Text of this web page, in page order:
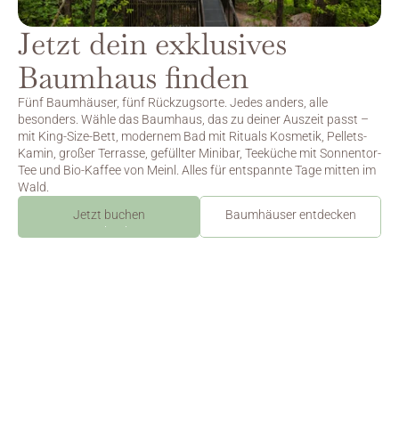
Jetzt dein exklusives
Baumhaus finden
Fünf Baumhäuser, fünf Rückzugsorte. Jedes anders, alle
besonders. Wähle das Baumhaus, das zu deiner Auszeit passt –
mit King-Size-Bett, modernem Bad mit Rituals Kosmetik, Pellets-
Kamin, großer Terrasse, gefüllter Minibar, Teeküche mit Sonnentor-
Tee und Bio-Kaffee von Meinl. Alles für entspannte Tage mitten im
Wald.
Jetzt buchen
Jetzt buchen
Baumhäuser entdecken